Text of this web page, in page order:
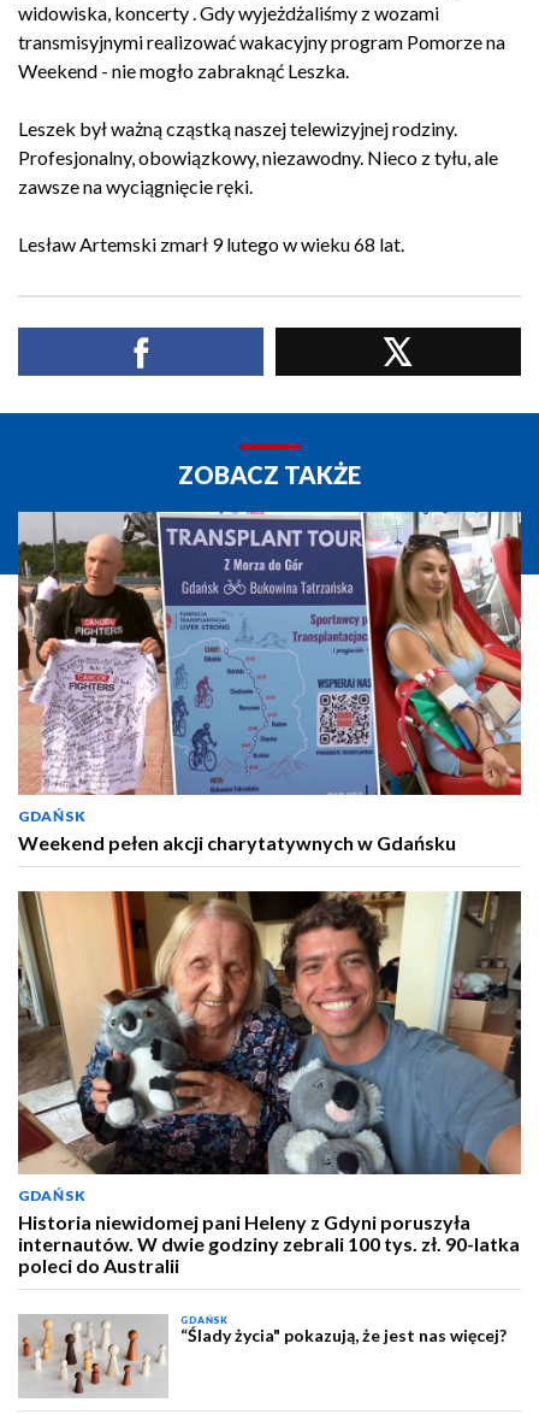
widowiska, koncerty . Gdy wyjeżdżaliśmy z wozami
transmisyjnymi realizować wakacyjny program Pomorze na
Weekend - nie mogło zabraknąć Leszka.
Leszek był ważną cząstką naszej telewizyjnej rodziny.
Profesjonalny, obowiązkowy, niezawodny. Nieco z tyłu, ale
zawsze na wyciągnięcie ręki.
Lesław Artemski zmarł 9 lutego w wieku 68 lat.
ZOBACZ TAKŻE
GDAŃSK
Weekend pełen akcji charytatywnych w Gdańsku
GDAŃSK
Historia niewidomej pani Heleny z Gdyni poruszyła
internautów. W dwie godziny zebrali 100 tys. zł. 90-latka
poleci do Australii
GDAŃSK
“Ślady życia" pokazują, że jest nas więcej?